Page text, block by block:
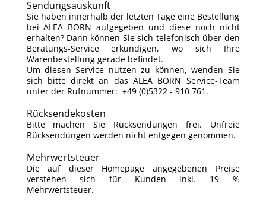
Sendungsauskunft
Sie haben innerhalb der letzten Tage eine Bestellung
bei ALEA BORN aufgegeben und diese noch nicht
erhalten? Dann können Sie sich telefonisch über den
Beratungs-Service erkundigen, wo sich Ihre
Warenbestellung gerade befindet.
Um diesen Service nutzen zu können, wenden Sie
sich bitte direkt an das ALEA BORN Service-Team
unter der Rufnummer: +49 (0)5322 - 910 761.
Rücksendekosten
Bitte machen Sie Rücksendungen frei. Unfreie
Rücksendungen werden nicht entgegen genommen.
Mehrwertsteuer
Die auf dieser Homepage angegebenen Preise
verstehen sich für Kunden inkl. 19 %
Mehrwertsteuer.